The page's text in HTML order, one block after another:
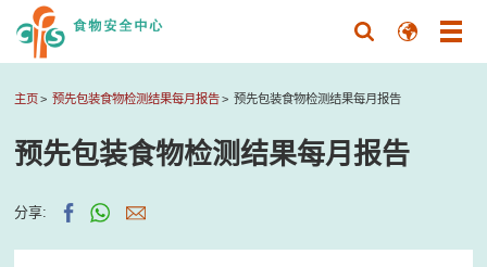
主页 预先包装食物检测结果每月报告 预先包装食物检测结果每月报告
预先包装食物检测结果每月报告
分享: